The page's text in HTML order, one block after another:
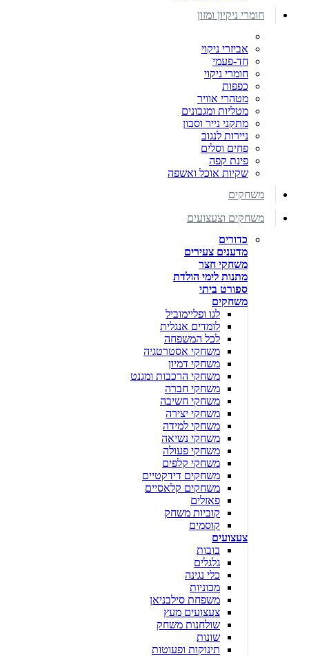
חומרי ניקיון ומזון
אביזרי ניקוי
חד-פעמי
חומרי ניקוי
כפפות
מטהרי אוויר
מטליות ומגבונים
מתקני נייר וסבון
ניירות לנגוב
פחים וסלים
פינת קפה
שקיות אוכל ואשפה
משחקים
משחקים וצעצועים
כדורים
מדענים צעירים
משחקי חצר
מתנות לימי הולדת
ספורט ביתי
משחקים
לגו ופליימוביל
לומדים אנגלית
לכל המשפחה
משחקי אסטרטגיה
משחקי דמיון
משחקי הרכבות ומגנט
משחקי חברה
משחקי חשיבה
משחקי יצירה
משחקי למידה
משחקי נשיאה
משחקי פעולה
משחקי קלפים
משחקים דידקטיים
משחקים קלאסיים
פאזלים
קוביות משחק
קוסמים
צעצועים
בובות
גלגלים
כלי נגינה
מכוניות
משפחת סילבניאן
צעצועים מעץ
שולחנות משחק
שונות
תינוקות ופעוטות